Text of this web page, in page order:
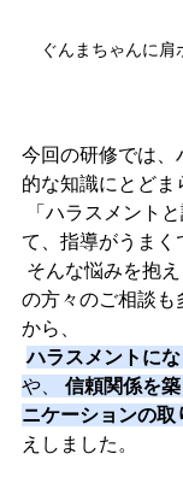
ぐんまちゃんに
今回の研修では、
的な知識にとどま
「ハラスメント
て、指導がうまく
そんな悩みを抱
の方々のご相談も
から、
ハラスメントに
や、 信頼関係を
ニケーションの取
えしました。